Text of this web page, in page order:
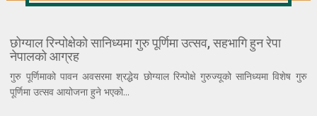
छोग्याल रिन्पोक्षेको सानिध्यमा गुरु पूर्णिमा उत्सव, सहभागि हुन रेपा
नेपालको आग्रह
गुरु पूर्णिमाको पावन अवसरमा श्रद्धेय छोग्याल रिन्पोक्षे गुरुज्यूको सानिध्यमा विशेष गुरु
पूर्णिमा उत्सव आयोजना हुने भएको...